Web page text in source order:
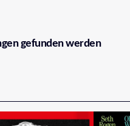
gefunden werden